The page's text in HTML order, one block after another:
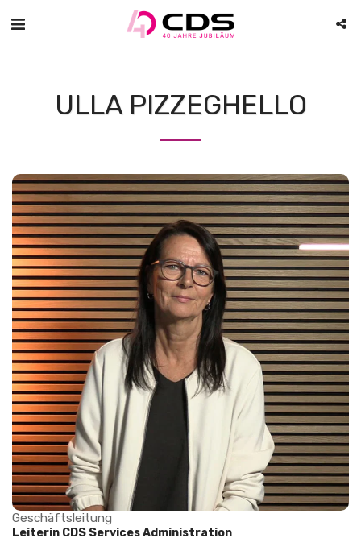
ULLA PIZZEGHELLO
Geschäftsleitung
Leiterin CDS Services Administration